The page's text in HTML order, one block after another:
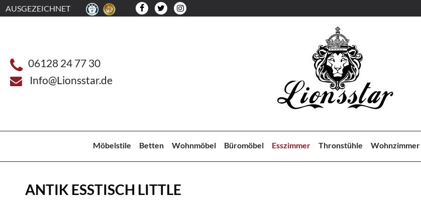
AUSGEZEICHNET
06128 24 77 30
Info@Lionsstar.de
Möbelstile Betten Wohnmöbel Büromöbel Esszimmer Thronstühle Wohnzimmer
ANTIK ESSTISCH LITTLE